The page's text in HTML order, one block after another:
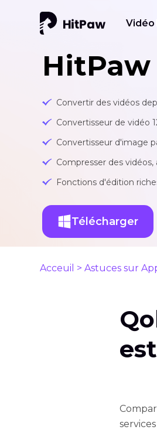
Vidéo
Convertir des vidéos
Convertisseur de vidéo
Convertisseur d'image
Compresser des
Fonctions d'édition
Télécharger
Acceuil > Astuces sur